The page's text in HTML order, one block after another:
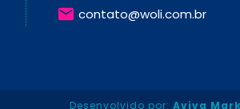
contato@woli.com.br
Desenvolvido por: Aviva